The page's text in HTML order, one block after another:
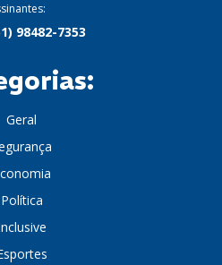
98482-7353
Geral
Política